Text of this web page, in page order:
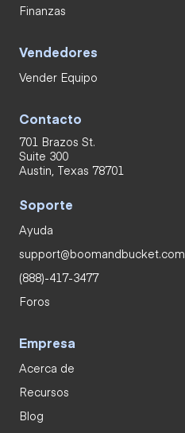
Finanzas
Vendedores
Vender Equipo
Contacto
701 Brazos St.
Suite 300
Austin, Texas 78701
Soporte
Ayuda
support@boomandbucket.com
(888)-417-3477
Foros
Empresa
Acerca de
Recursos
Blog